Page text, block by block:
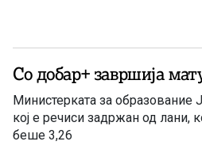
Со добар+ завршија
Министерката за образование
кој е речиси задржан од лани,
беше 3,26